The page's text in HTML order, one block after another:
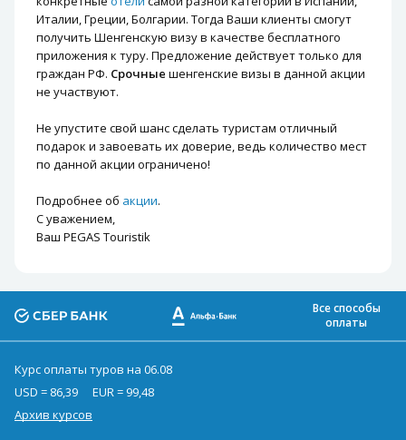
Италии, Греции, Болгарии. Тогда Ваши клиенты смогут
получить Шенгенскую визу в качестве бесплатного
приложения к туру. Предложение действует только для
граждан РФ. Срочные шенгенские визы в данной акции
не участвуют.
Не упустите свой шанс сделать туристам отличный
подарок и завоевать их доверие, ведь количество мест
по данной акции ограничено!
Подробнее об акции.
С уважением,
Ваш PEGAS Touristik
Все способы
оплаты
Курс оплаты туров на 06.08
USD = 86,39
EUR = 99,48
Архив курсов